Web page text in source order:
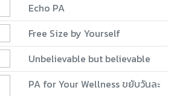
Echo PA
Free Size by Yourself
Unbelievable but believable
PA for Your Wellness ขยับวันละ